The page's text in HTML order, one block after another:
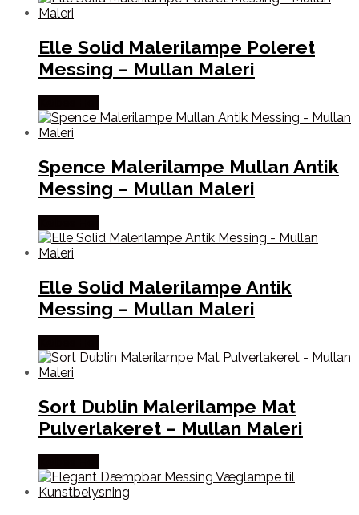
Elle Solid Malerilampe Poleret
Messing – Mullan Maleri
Spence Malerilampe Mullan Antik
Messing – Mullan Maleri
Elle Solid Malerilampe Antik
Messing – Mullan Maleri
Sort Dublin Malerilampe Mat
Pulverlakeret – Mullan Maleri